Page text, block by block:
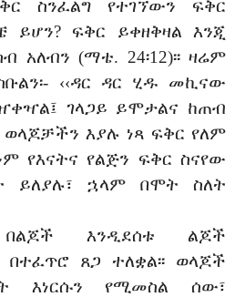
ስንፈልግ የተገኘውን ፍቅር
ፍቅር ይቀዘቅዛል እንጂ
አለብን (ማቴ. 24፡12)፡፡ ዛሬም
‹‹ዳር ዳር ሂዱ መኪናው
ገላጋይ ይሞታልና ከጠብ
እያሉ ነጻ ፍቅር የለም
የእናትና የልጅን ፍቅር ስናየው
ይለያሉ፣ ኋላም በሞት ስለት
እንዲደሰቱ ልጆች
ጸጋ ተለቋል፡፡ ወላጆች
እነርሱን የሚመስል ሰው፣